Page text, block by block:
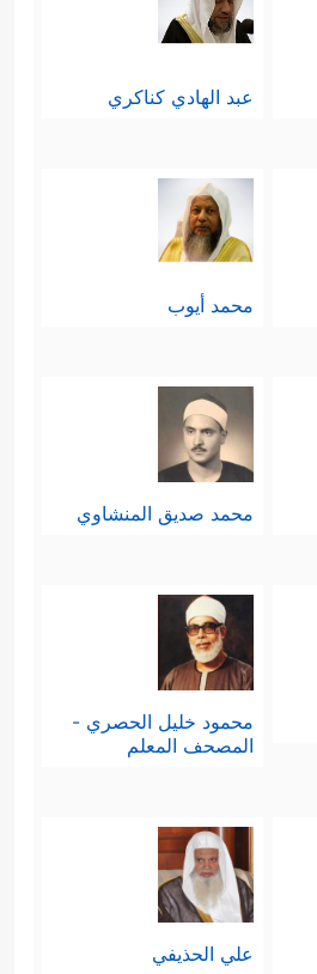
عبد الهادي كناكري
محمد أيوب
محمد صديق المنشاوي
محمود خليل الحصري -
المصحف المعلم
علي الحذيفي